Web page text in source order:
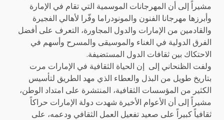
مشيراً إلى أن المهرجانات الموسمية التي تقام في الإمارة
وأبرزها مهرجانا الفنون والمونودراما وفّرا لأهالي الفجيرة
والقادمين من الإمارات والدول المجاورة، التعرف على أفضل
الفرق الدولية في الغناء والموسيقى والمسرح وأسهم في
الاحتكاك بين ثقافات الدول المستضيفة.
ولفت الظنحاني إلى إن الحياة الثقافية في الإمارات مرت
بتاريخ طويل من البذل والعطاء الذي مهد الطريق لتأسيس
الكثير من المؤسسات الثقافية، المنتشرة على امتداد الوطن،
مشيراً إلى أن الأعوام الأخيرة شهدت دولة الإمارات حراكاً
ثقافياً كبيراً على صعيد تفعيل العمل الثقافي ودعمه، على